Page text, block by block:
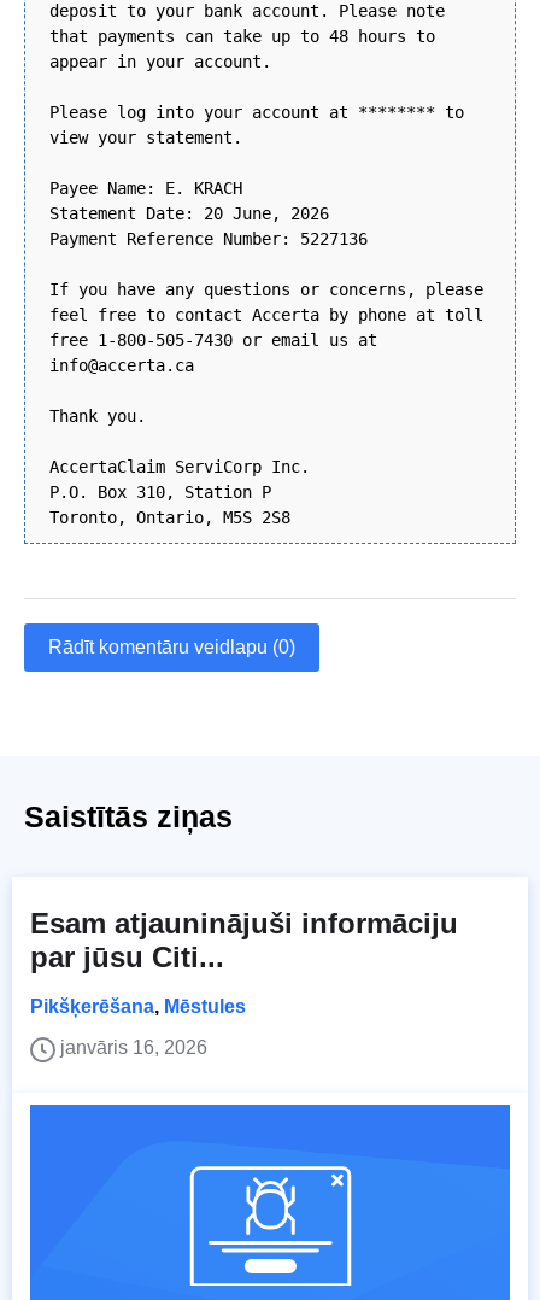
deposit to your bank account. Please note
that payments can take up to 48 hours to
appear in your account.
Please log into your account at ******** to
view your statement.
Payee Name: E. KRACH
Statement Date: 20 June, 2026
Payment Reference Number: 5227136
If you have any questions or concerns, please
feel free to contact Accerta by phone at toll
free 1-800-505-7430 or email us at
info@accerta.ca
Thank you.
AccertaClaim ServiCorp Inc.
P.O. Box 310, Station P
Toronto, Ontario, M5S 2S8
Rādīt komentāru veidlapu (0)
Saistītās ziņas
Esam atjauninājuši informāciju
par jūsu Citi...
Pikšķerēšana, Mēstules
janvāris 16, 2026